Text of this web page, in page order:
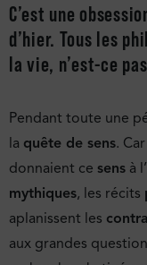
C’est une
d’hier. Tous les
la vie, n’est-ce
Pendant toute une
la quête de sens.
donnaient ce sens à
mythiques, les récits
aplanissent les
aux grandes